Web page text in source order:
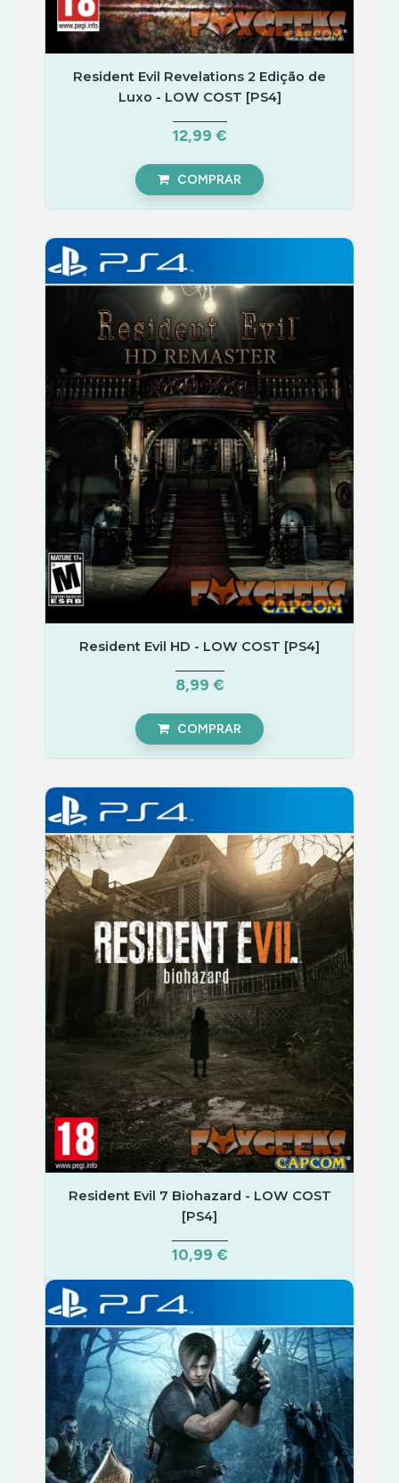
Resident Evil Revelations 2 Edição de
Luxo - LOW COST [PS4]
12,99 €
COMPRAR
Resident Evil HD - LOW COST [PS4]
8,99 €
COMPRAR
Resident Evil 7 Biohazard - LOW COST
[PS4]
10,99 €
COMPRAR